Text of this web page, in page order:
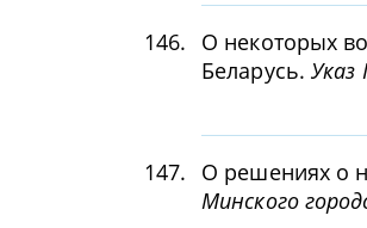
146.
О некоторых
Беларусь.Указ
147. О решениях о
Минского